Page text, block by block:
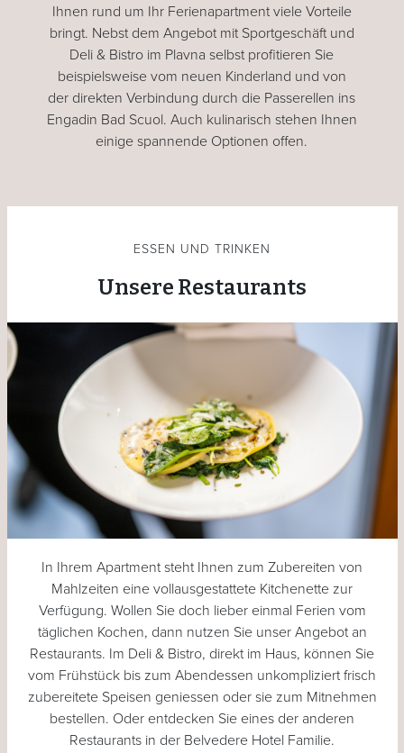
Ihnen rund um Ihr Ferienapartment viele Vorteile
bringt. Nebst dem Angebot mit Sportgeschäft und
Deli & Bistro im Plavna selbst profitieren Sie
beispielsweise vom neuen Kinderland und von
der direkten Verbindung durch die Passerellen ins
Engadin Bad Scuol. Auch kulinarisch stehen Ihnen
einige spannende Optionen offen.
ESSEN UND TRINKEN
Unsere Restaurants
In Ihrem Apartment steht Ihnen zum Zubereiten von
Mahlzeiten eine vollausgestattete Kitchenette zur
Verfügung. Wollen Sie doch lieber einmal Ferien vom
täglichen Kochen, dann nutzen Sie unser Angebot an
Restaurants. Im Deli & Bistro, direkt im Haus, können Sie
vom Frühstück bis zum Abendessen unkompliziert frisch
zubereitete Speisen geniessen oder sie zum Mitnehmen
bestellen. Oder entdecken Sie eines der anderen
Restaurants in der Belvedere Hotel Familie.